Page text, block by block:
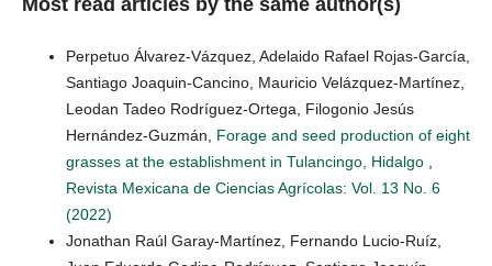
Most read articles by the same author(s)
Perpetuo Álvarez-Vázquez, Adelaido Rafael Rojas-García,
Santiago Joaquin-Cancino, Mauricio Velázquez-Martínez,
Leodan Tadeo Rodríguez-Ortega, Filogonio Jesús
Hernández-Guzmán, Forage and seed production of eight
grasses at the establishment in Tulancingo, Hidalgo ,
Revista Mexicana de Ciencias Agrícolas: Vol. 13 No. 6
(2022)
Jonathan Raúl Garay-Martínez, Fernando Lucio-Ruíz,